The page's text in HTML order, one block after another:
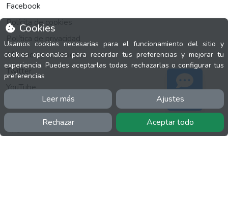
Cookies
Usamos cookies necesarias para el funcionamiento del sitio y
cookies opcionales para recordar tus preferencias y mejorar tu
experiencia. Puedes aceptarlas todas, rechazarlas o configurar tus
preferencias
Leer más Ajustes
Rechazar Aceptar todo
Facebook
Polícita de cookies
Política de privacidad
Términos y condiciones
Twitter
YouTube
MÁS
Soporte